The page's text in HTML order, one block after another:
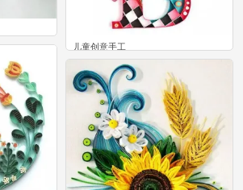
儿童创意手工